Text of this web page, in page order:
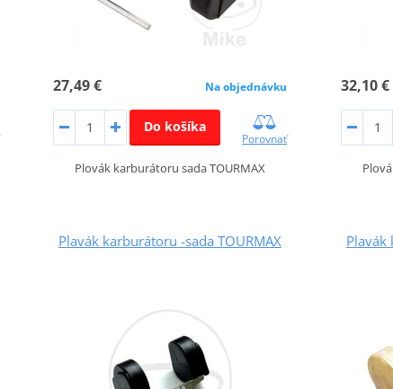
27,49 € Na objednávku
Do košíka
Porovnať
Plovák karburátoru sada TOURMAX
32,10 €
Plavák karburátoru -sada TOURMAX Plavák